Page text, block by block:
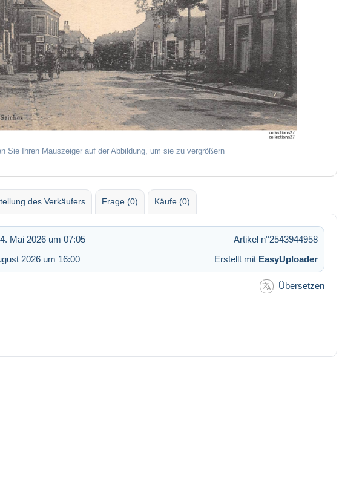
Sie Ihren Mauszeiger auf der Abbildung, um sie zu vergrößern
des Verkäufers Frage (0) Käufe (0)
Mai 2026 um 07:05
Artikel n°2543944958
2026 um 16:00 Erstellt mit EasyUploader
Übersetzen